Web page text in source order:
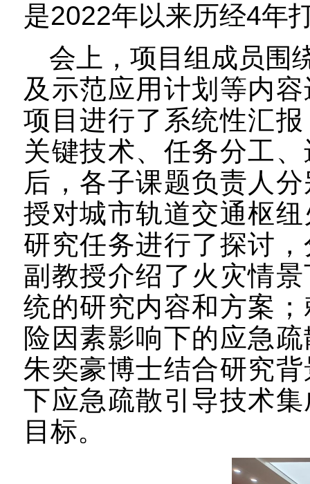
是2022年以来历经4年
会上，项目组 成员 围
及示范应用计划等内
项目进行了系统性汇
关键技术、任务分工
后，各子课题负责人
授对城市轨道交通枢
研究任务进行了探讨
副教授介绍了火灾情
统的研究内容和方案
险因素影响下的应急
朱奕豪博士结合研究
下应急疏散引导技术
目标。